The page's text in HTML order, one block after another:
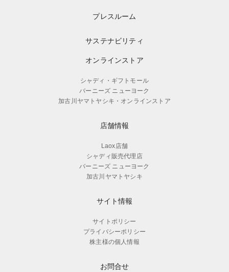
プレスルーム
サステナビリティ
オンラインストア
シャディ・ギフトモール
バーニーズ ニューヨーク
加古川ヤマトヤシキ・オンラインストア
店舗情報
Laox店舗
シャディ販売代理店
バーニーズ ニューヨーク
加古川ヤマトヤシキ
サイト情報
サイトポリシー
プライバシーポリシー
株主様の個人情報
お問合せ